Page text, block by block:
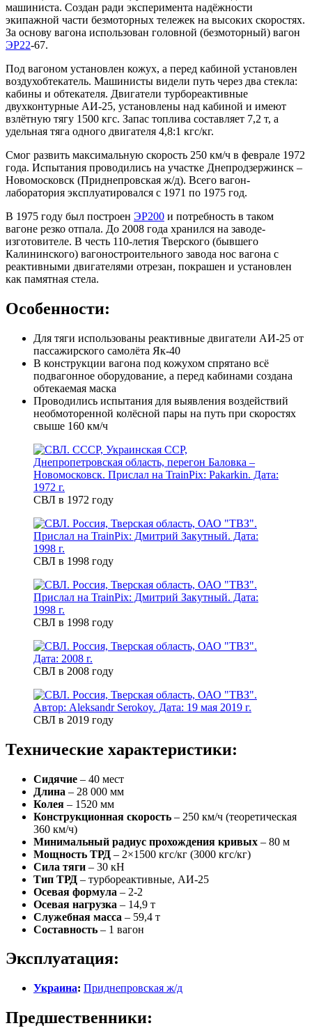
машиниста. Создан ради эксперимента надёжности
экипажной части безмоторных тележек на высоких скоростях.
За основу вагона использован головной (безмоторный) вагон
ЭР22-67.
Под вагоном установлен кожух, а перед кабиной установлен
воздухобтекатель. Машинисты видели путь через два стекла:
кабины и обтекателя. Двигатели турбореактивные
двухконтурные АИ-25, установлены над кабиной и имеют
взлётную тягу 1500 кгс. Запас топлива составляет 7,2 т, а
удельная тяга одного двигателя 4,8:1 кгс/кг.
Смог развить максимальную скорость 250 км/ч в феврале 1972
года. Испытания проводились на участке Днепродзержинск –
Новомосковск (Приднепровская ж/д). Всего вагон-
лаборатория эксплуатировался с 1971 по 1975 год.
В 1975 году был построен ЭР200 и потребность в таком
вагоне резко отпала. До 2008 года хранился на заводе-
изготовителе. В честь 110-летия Тверского (бывшего
Калининского) вагоностроительного завода нос вагона с
реактивными двигателями отрезан, покрашен и установлен
как памятная стела.
Особенности:
Для тяги использованы реактивные двигатели АИ-25 от
пассажирского самолëта Як-40
В конструкции вагона под кожухом спрятано всё
подвагонное оборудование, а перед кабинами создана
обтекаемая маска
Проводились испытания для выявления воздействий
необмоторенной колëсной пары на путь при скоростях
свыше 160 км/ч
СВЛ в 1972 году
СВЛ в 1998 году
СВЛ в 1998 году
СВЛ в 2008 году
СВЛ в 2019 году
Технические характеристики:
Сидячие – 40 мест
Длина – 28 000 мм
Колея – 1520 мм
Конструкционная скорость – 250 км/ч (теоретическая
360 км/ч)
Минимальный радиус прохождения кривых – 80 м
Мощность ТРД – 2×1500 кгс/кг (3000 кгс/кг)
Сила тяги – 30 кН
Тип ТРД – турбореактивные, АИ-25
Осевая формула – 2-2
Осевая нагрузка – 14,9 т
Служебная масса – 59,4 т
Составность – 1 вагон
Эксплуатация:
Украина: Приднепровская ж/д
Предшественники: